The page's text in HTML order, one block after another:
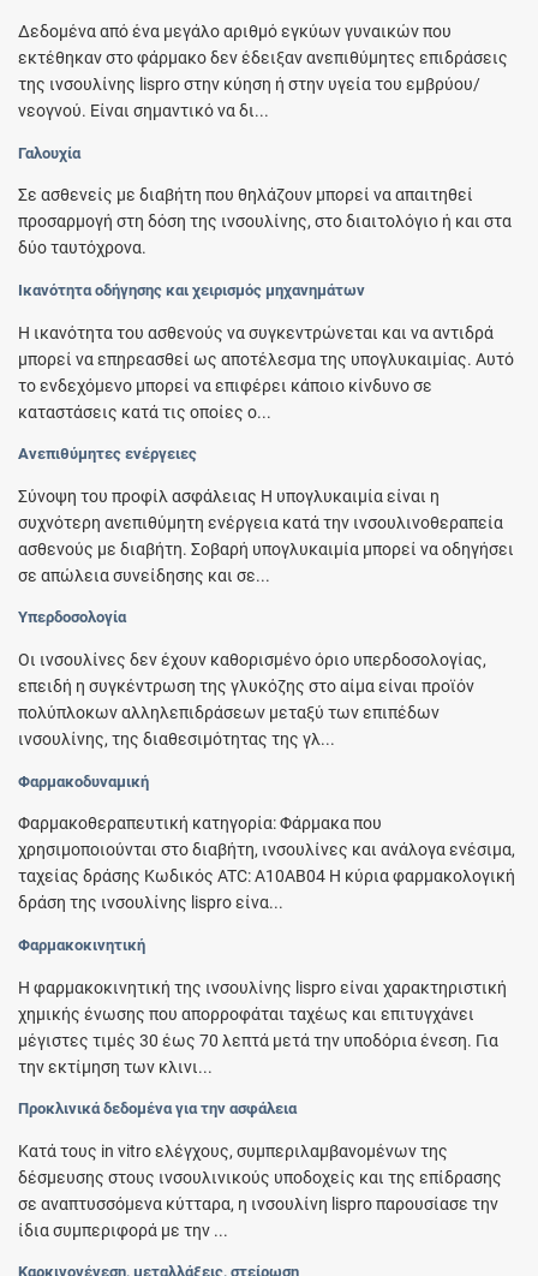
Δεδομένα από ένα μεγάλο αριθμό εγκύων γυναικών που
εκτέθηκαν στο φάρμακο δεν έδειξαν ανεπιθύμητες επιδράσεις
της ινσουλίνης lispro στην κύηση ή στην υγεία του εμβρύου/
νεογνού. Είναι σημαντικό να δι...
Γαλουχία
Σε ασθενείς με διαβήτη που θηλάζουν μπορεί να απαιτηθεί
προσαρμογή στη δόση της ινσουλίνης, στο διαιτολόγιο ή και στα
δύο ταυτόχρονα.
Ικανότητα οδήγησης και χειρισμός μηχανημάτων
Η ικανότητα του ασθενούς να συγκεντρώνεται και να αντιδρά
μπορεί να επηρεασθεί ως αποτέλεσμα της υπογλυκαιμίας. Αυτό
το ενδεχόμενο μπορεί να επιφέρει κάποιο κίνδυνο σε
καταστάσεις κατά τις οποίες ο...
Ανεπιθύμητες ενέργειες
Σύνοψη του προφίλ ασφάλειας Η υπογλυκαιμία είναι η
συχνότερη ανεπιθύμητη ενέργεια κατά την ινσουλινοθεραπεία
ασθενούς με διαβήτη. Σοβαρή υπογλυκαιμία μπορεί να οδηγήσει
σε απώλεια συνείδησης και σε...
Υπερδοσολογία
Οι ινσουλίνες δεν έχουν καθορισμένο όριο υπερδοσολογίας,
επειδή η συγκέντρωση της γλυκόζης στο αίμα είναι προϊόν
πολύπλοκων αλληλεπιδράσεων μεταξύ των επιπέδων
ινσουλίνης, της διαθεσιμότητας της γλ...
Φαρμακοδυναμική
Φαρμακοθεραπευτική κατηγορία: Φάρμακα που
χρησιμοποιούνται στο διαβήτη, ινσουλίνες και ανάλογα ενέσιμα,
ταχείας δράσης Κωδικός ATC: A10AB04 Η κύρια φαρμακολογική
δράση της ινσουλίνης lispro είνα...
Φαρμακοκινητική
Η φαρμακοκινητική της ινσουλίνης lispro είναι χαρακτηριστική
χημικής ένωσης που απορροφάται ταχέως και επιτυγχάνει
μέγιστες τιμές 30 έως 70 λεπτά μετά την υποδόρια ένεση. Για
την εκτίμηση των κλινι...
Προκλινικά δεδομένα για την ασφάλεια
Κατά τους in vitro ελέγχους, συμπεριλαμβανομένων της
δέσμευσης στους ινσουλινικούς υποδοχείς και της επίδρασης
σε αναπτυσσόμενα κύτταρα, η ινσουλίνη lispro παρουσίασε την
ίδια συμπεριφορά με την ...
Καρκινογένεση, μεταλλάξεις, στείρωση